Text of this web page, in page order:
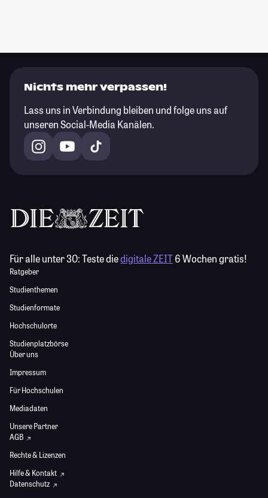
Nichts mehr verpassen!
Lass uns in Verbindung bleiben und folge uns auf
unseren Social-Media Kanälen.
Für alle unter 30:Teste diedigitale ZEIT6 Wochen gratis!
Ratgeber
Studienthemen
Studienformate
Hochschulorte
Studienplatzbörse
Über uns
Impressum
Für Hochschulen
Mediadaten
Unsere Partner
AGB
Rechte & Lizenzen
Hilfe & Kontakt
Datenschutz